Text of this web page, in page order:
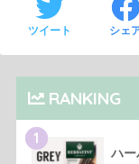
ツイート シェ
RANKING
1
ハー